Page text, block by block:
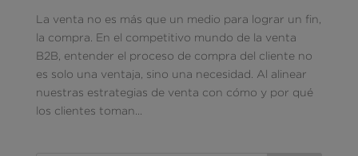
La venta no es más que un medio para lograr un fin,
la compra. En el competitivo mundo de la venta
B2B, entender el proceso de compra del cliente no
es solo una ventaja, sino una necesidad. Al alinear
nuestras estrategias de venta con cómo y por qué
los clientes toman...